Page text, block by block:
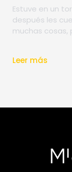
Estuve en un
después les
muchas cosas,
Leer más